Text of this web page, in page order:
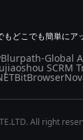
どこでも簡単にア
Blurpath-Global
SCRM
BitBrowser
All right